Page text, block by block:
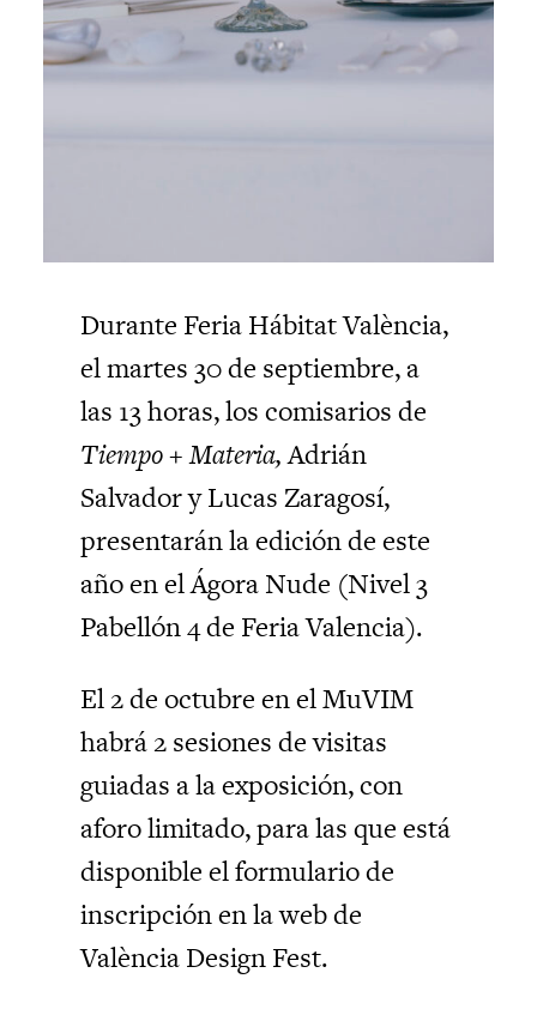
Durante Feria Hábitat València,
el martes 30 de septiembre, a
las 13 horas, los comisarios de
Tiempo + Materia,Adrián
Salvador y Lucas Zaragosí,
presentarán la edición de este
año en el Ágora Nude (Nivel 3
Pabellón 4 de Feria Valencia).
El 2 de octubre en el MuVIM
habrá 2 sesiones de visitas
guiadas a la exposición, con
aforo limitado, para las que está
disponible el formulario de
inscripción en la web de
València Design Fest.